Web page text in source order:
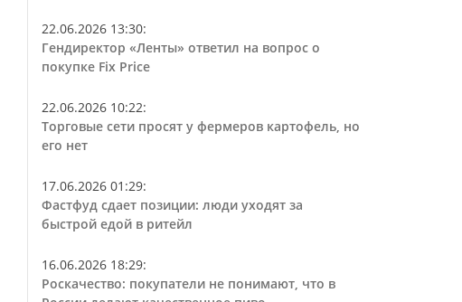
22.06.2026 13:30:
Гендиректор «Ленты» ответил на вопрос о
покупке Fix Price
22.06.2026 10:22:
Торговые сети просят у фермеров картофель, но
его нет
17.06.2026 01:29:
Фастфуд сдает позиции: люди уходят за
быстрой едой в ритейл
16.06.2026 18:29:
Роскачество: покупатели не понимают, что в